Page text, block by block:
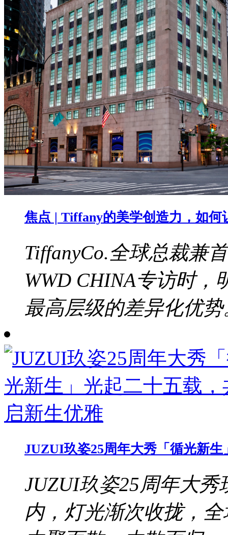
焦点 | Tiffany的美学创造力，如何
TiffanyCo.全球总裁兼
WWD CHINA专访时
最高层级的差异化优势
JUZUI玖姿25周年大秀「循光新
JUZUI玖姿25周年大秀
内，灯光渐次收拢，